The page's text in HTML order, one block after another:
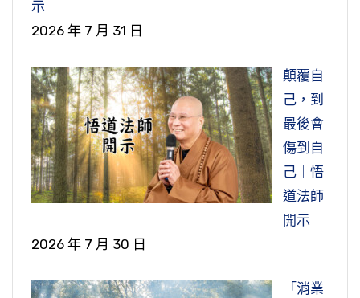
示
2026 年 7 月 31 日
顛覆自
己，到
最後會
傷到自
己｜悟
道法師
開示
2026 年 7 月 30 日
「消業